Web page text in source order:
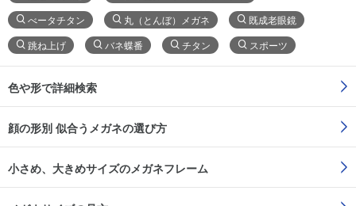
べータチタン 丸（とんぼ）メガネ 既成老眼鏡
跳ね上げ バネ蝶番 チタン スポーツ
色や形で詳細検索
顔の形別 似合うメガネの選び方
小さめ、大きめサイズのメガネフレーム